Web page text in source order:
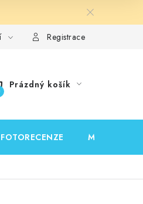
recenzí
Registrace
Prázdný košík
FOTORECENZE MOJE